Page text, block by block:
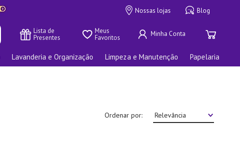
Nossas lojas Blog
Lista de
Presentes
Meus
Favoritos
Lavanderia e Organização Limpeza e Manutenção Papelaria
Ordenar por Relevância